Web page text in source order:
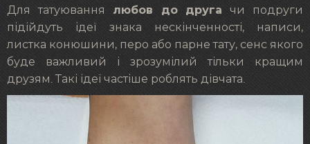
Для татуюваннялюбов до другачи подруги
підійдуть ідеї знака нескінченності, написи,
листка конюшини, перо або парне тату, сенс якого
буде важливий і зрозумілий тільки кращим
друзям. Такі ідеї частіше роблять дівчата.